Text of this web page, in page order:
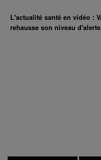
L'actualité santé en vidéo :
rehausse son niveau